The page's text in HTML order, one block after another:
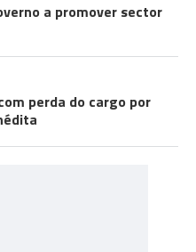
a promover sector
perda do cargo por